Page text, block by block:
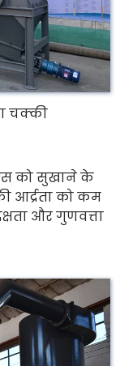
चक्की
को सुखाने के
आर्द्रता को कम
और गुणवत्ता